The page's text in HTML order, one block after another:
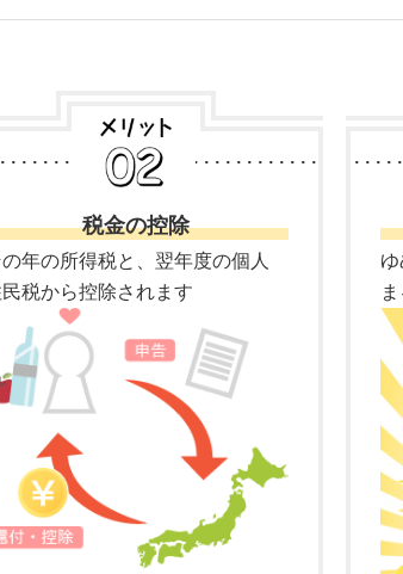
税金の控除
年の所得税と、翌年度の個人
税から控除されます